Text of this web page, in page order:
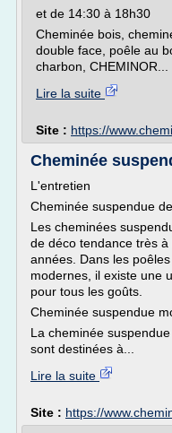
et de 14:30 à 18h30
Cheminée bois,
double face, poêle au
charbon, CHEMINOR...
Lire la suite
Site : https://
Cheminée
L'entretien
Cheminée suspendue
Les cheminées
de déco tendance très
années. Dans les
modernes, il existe une
pour tous les goûts.
Cheminée suspendue
La cheminée
sont destinées à...
Lire la suite
Site : https://